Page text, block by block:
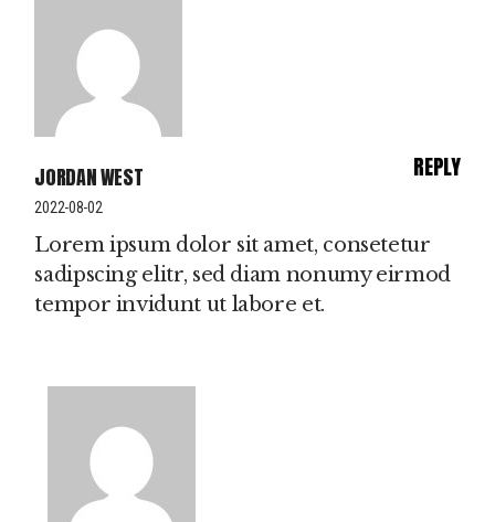
JORDAN WEST
2022-08-02
Lorem ipsum dolor sit amet, consetetur
sadipscing elitr, sed diam nonumy eirmod
tempor invidunt ut labore et.
REPLY